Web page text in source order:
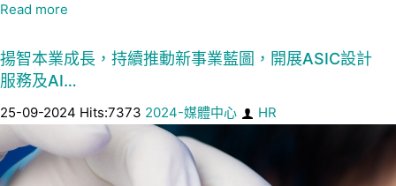
Read more
揚智本業成長，持續推動新事業藍圖，開展ASIC設計
服務及AI…
25-09-2024 Hits:7373 2024-媒體中心 HR